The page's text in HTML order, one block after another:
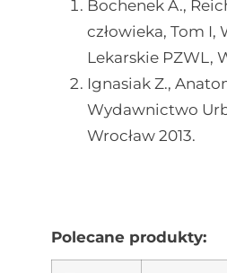
Bochenek A.,
człowieka, Tom
Lekarskie PZWL,
Ignasiak Z.,
Wydawnictwo
Wrocław 2013.
Polecane produkty: